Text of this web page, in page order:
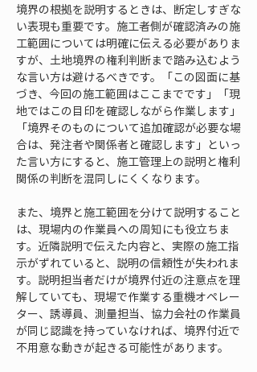
境界の根拠を説明するときは、断定しすぎな
い表現も重要です。施工者側が確認済みの施
工範囲については明確に伝える必要がありま
すが、土地境界の権利判断まで踏み込むよう
な言い方は避けるべきです。「この図面に基
づき、今回の施工範囲はここまでです」「現
地ではこの目印を確認しながら作業します」
「境界そのものについて追加確認が必要な場
合は、発注者や関係者と確認します」といっ
た言い方にすると、施工管理上の説明と権利
関係の判断を混同しにくくなります。
また、境界と施工範囲を分けて説明すること
は、現場内の作業員への周知にも役立ちま
す。近隣説明で伝えた内容と、実際の施工指
示がずれていると、説明の信頼性が失われま
す。説明担当者だけが境界付近の注意点を理
解していても、現場で作業する重機オペレー
ター、誘導員、測量担当、協力会社の作業員
が同じ認識を持っていなければ、境界付近で
不用意な動きが起きる可能性があります。